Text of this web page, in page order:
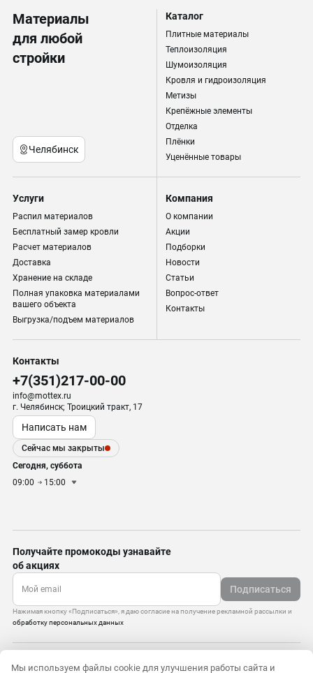
Материалы
для любой
стройки
Челябинск
Каталог
Плитные материалы
Теплоизоляция
Шумоизоляция
Кровля и гидроизоляция
Метизы
Крепёжные элементы
Отделка
Плёнки
Уценённые товары
Услуги
Распил материалов
Бесплатный замер кровли
Расчет материалов
Доставка
Хранение на складе
Полная упаковка материалами
вашего объекта
Выгрузка/подъем материалов
Компания
О компании
Акции
Подборки
Новости
Статьи
Вопрос-ответ
Контакты
Контакты
+7(351)217-00-00
info@mottex.ru
г. Челябинск; Троицкий тракт, 17
Написать нам
Сейчас мы закрыты
Сегодня, суббота
09:00
15:00
Получайте промокоды узнавайте
об акциях
Подписаться
Нажимая кнопку «Подписаться», я даю согласие на получение рекламной рассылки и
обработку персональных данных
Мы используем файлы cookie для улучшения работы сайта и